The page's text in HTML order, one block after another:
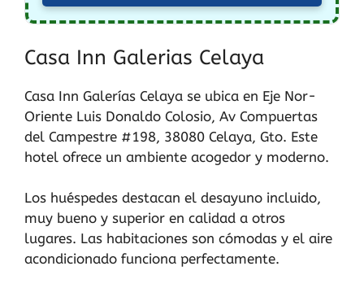
Casa Inn Galerias Celaya
Casa Inn Galerías Celaya se ubica en Eje Nor-
Oriente Luis Donaldo Colosio, Av Compuertas
del Campestre #198, 38080 Celaya, Gto. Este
hotel ofrece un ambiente acogedor y moderno.
Los huéspedes destacan el desayuno incluido,
muy bueno y superior en calidad a otros
lugares. Las habitaciones son cómodas y el aire
acondicionado funciona perfectamente.